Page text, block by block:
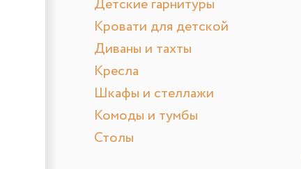
Детские гарнитуры
Кровати для детской
Диваны и тахты
Кресла
Шкафы и стеллажи
Комоды и тумбы
Столы